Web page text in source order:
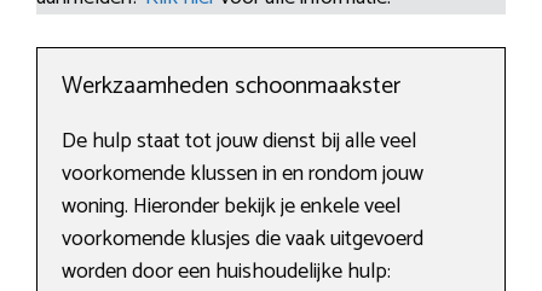
Werkzaamheden schoonmaakster
De hulp staat tot jouw dienst bij alle veel
voorkomende klussen in en rondom jouw
woning. Hieronder bekijk je enkele veel
voorkomende klusjes die vaak uitgevoerd
worden door een huishoudelijke hulp: